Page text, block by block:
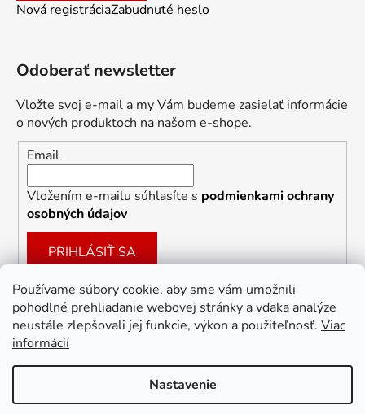
Používame súbory cookie, aby sme vám umožnili
pohodlné prehliadanie webovej stránky a vďaka analýze
neustále zlepšovali jej funkcie, výkon a použiteľnosť. Viac
informácií
Nastavenie
Nová registráciaZabudnuté heslo
Odoberať newsletter
Vložte svoj e-mail a my Vám budeme zasielať informácie
o nových produktoch na našom e-shope.
Email
Vložením e-mailu súhlasíte s podmienkami ochrany
osobných údajov
PRIHLÁSIŤ SA
Facebook